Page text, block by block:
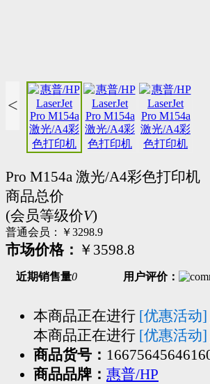
<
Pro M154a 激光/A4彩色打印机
商品总价
(会员等级价V)
普通会员： ￥3298.9
市场价格： ￥3598.8
近期销售量0 用户评价：
本商品正在进行 [优惠活动]
本商品正在进行 [优惠活动]
商品货号：
商品品牌： 惠普/HP